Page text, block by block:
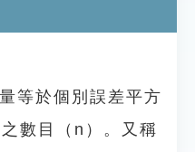
等於個別誤差平方
數目（n）。又稱